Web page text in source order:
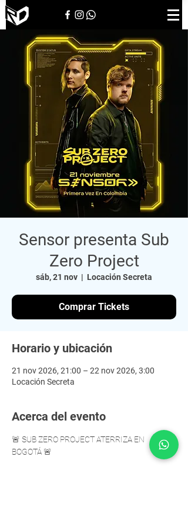
Sensor presenta Sub
Zero Project
sáb, 21 nov
  |
Locación Secreta
Comprar Tickets
Horario y ubicación
21 nov 2026, 21:00 – 22 nov 2026, 3:00
Locación Secreta
Acerca del evento
🚨 SUB ZERO PROJECT ATERRIZA EN
BOGOTÁ 🚨